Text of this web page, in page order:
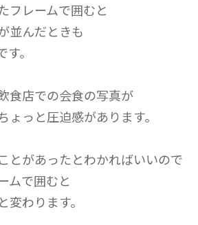
フレームで囲むと
並んだときも
。
食店での会食の写真が
ょっと圧迫感があります。
とがあったとわかればいいので
ムで囲むと
変わります。